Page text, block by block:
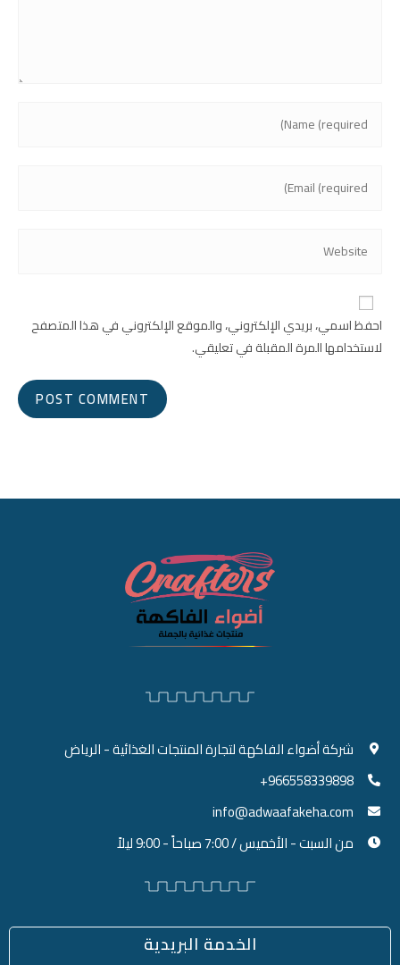
احفظ اسمي، بريدي الإلكتروني، والموقع الإلكتروني في هذا المتصفح
لاستخدامها المرة المقبلة في تعليقي.
شركة أضواء الفاكهة لتجارة المنتجات الغذائية - الرياض
966558339898+
info@adwaafakeha.com
من السبت - الأخميس / 7:00 صباحاً - 9:00 ليلاً
الخدمة البريدية